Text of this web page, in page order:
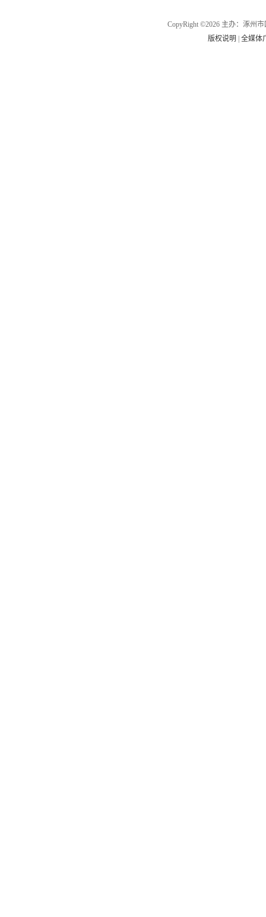
CopyRight ©2026 主办：涿州
版权说明
|全媒体